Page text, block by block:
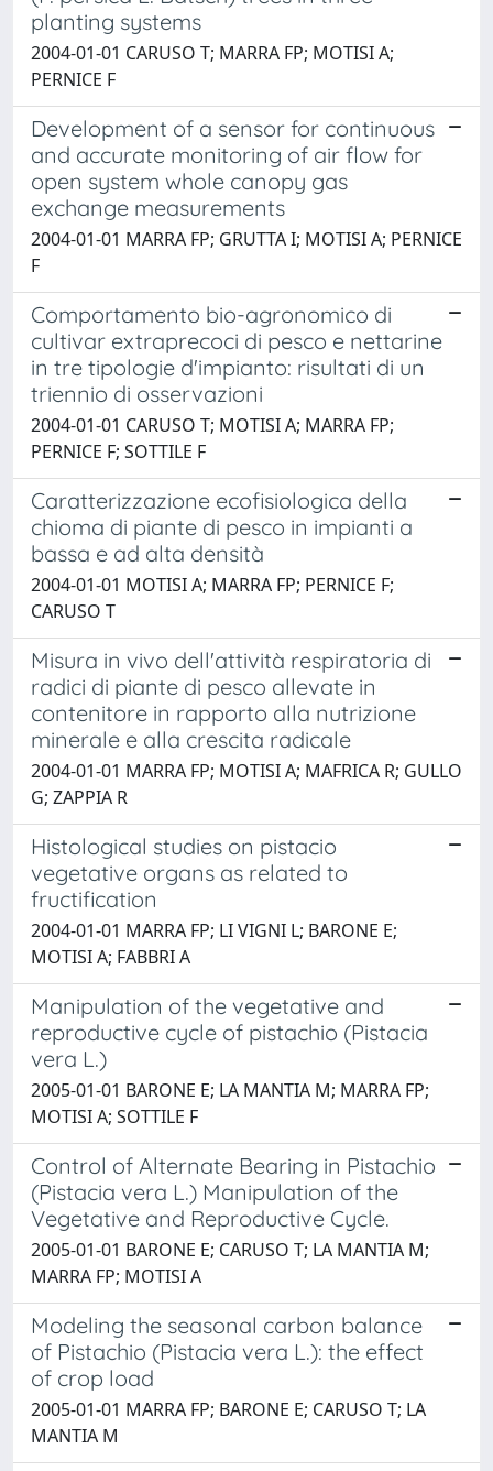
planting systems
2004-01-01 CARUSO T; MARRA FP; MOTISI A;
PERNICE F
Development of a sensor for continuous
and accurate monitoring of air flow for
open system whole canopy gas
exchange measurements
2004-01-01 MARRA FP; GRUTTA I; MOTISI A; PERNICE
F
Comportamento bio-agronomico di
cultivar extraprecoci di pesco e nettarine
in tre tipologie d'impianto: risultati di un
triennio di osservazioni
2004-01-01 CARUSO T; MOTISI A; MARRA FP;
PERNICE F; SOTTILE F
Caratterizzazione ecofisiologica della
chioma di piante di pesco in impianti a
bassa e ad alta densità
2004-01-01 MOTISI A; MARRA FP; PERNICE F;
CARUSO T
Misura in vivo dell'attività respiratoria di
radici di piante di pesco allevate in
contenitore in rapporto alla nutrizione
minerale e alla crescita radicale
2004-01-01 MARRA FP; MOTISI A; MAFRICA R; GULLO
G; ZAPPIA R
Histological studies on pistacio
vegetative organs as related to
fructification
2004-01-01 MARRA FP; LI VIGNI L; BARONE E;
MOTISI A; FABBRI A
Manipulation of the vegetative and
reproductive cycle of pistachio (Pistacia
vera L.)
2005-01-01 BARONE E; LA MANTIA M; MARRA FP;
MOTISI A; SOTTILE F
Control of Alternate Bearing in Pistachio
(Pistacia vera L.) Manipulation of the
Vegetative and Reproductive Cycle.
2005-01-01 BARONE E; CARUSO T; LA MANTIA M;
MARRA FP; MOTISI A
Modeling the seasonal carbon balance
of Pistachio (Pistacia vera L.): the effect
of crop load
2005-01-01 MARRA FP; BARONE E; CARUSO T; LA
MANTIA M